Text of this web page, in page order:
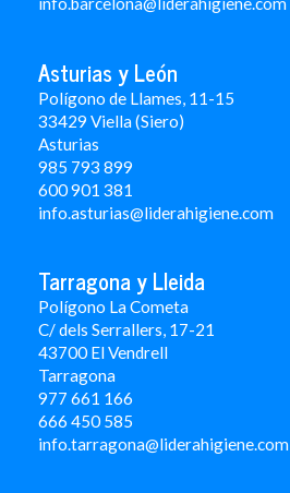
Asturias y León
Polígono de Llames, 11-15
33429 Viella (Siero)
Asturias
985 793 899
600 901 381
info.asturias@liderahigiene.com
Tarragona y Lleida
Polígono La Cometa
C/ dels Serrallers, 17-21
43700 El Vendrell
Tarragona
977 661 166
666 450 585
info.tarragona@liderahigiene.com